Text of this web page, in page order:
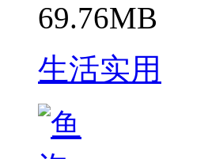
69.76MB
生活实用